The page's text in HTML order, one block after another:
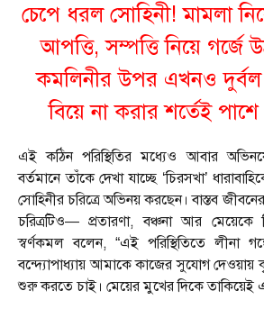
চেপে ধরল সোহিনী! মামলা
আপত্তি, সম্পত্তি নিয়ে গর্জে
কমলিনীর উপর এখনও
বিয়ে না করার শর্তেই
এই কঠিন পরিস্থিতির মধ্যেও আবার
বর্তমানে তাঁকে দেখা যাচ্ছে ‘চিরসখা’
সোহিনীর চরিত্রে অভিনয় করছেন। বাস্তব জীবনের
চরিত্রটিও— প্রতারণা, বঞ্চনা আর মেয়েকে
স্বর্ণকমল বলেন, “এই পরিস্থিতিতে লীনা
বন্দ্যোপাধ্যায় আমাকে কাজের সুযোগ
শুরু করতে চাই। মেয়ের মুখের দিকে তাকিয়েই